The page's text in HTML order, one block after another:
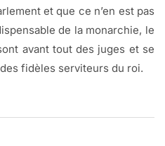
et que ce n’en est pas
de la monarchie, le
avant tout des juges et se
fidèles serviteurs du roi.